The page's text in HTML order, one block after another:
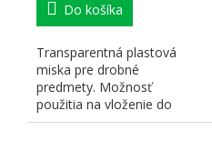
Do košíka
Transparentná plastová
miska pre drobné
predmety. Možnosť
použitia na vloženie do
výsuvných šatníkových